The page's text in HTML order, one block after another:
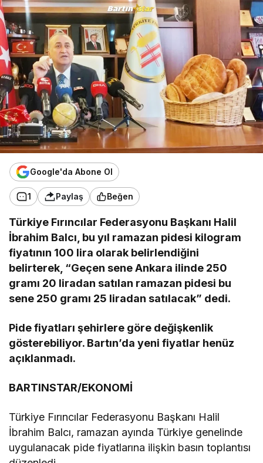
Google'da Abone Ol
1 Paylaş Beğen
Türkiye Fırıncılar Federasyonu Başkanı Halil
İbrahim Balcı, bu yıl ramazan pidesi kilogram
fiyatının 100 lira olarak belirlendiğini
belirterek, “Geçen sene Ankara ilinde 250
gramı 20 liradan satılan ramazan pidesi bu
sene 250 gramı 25 liradan satılacak” dedi.
Pide fiyatları şehirlere göre değişkenlik
gösterebiliyor. Bartın’da yeni fiyatlar henüz
açıklanmadı.
BARTINSTAR/EKONOMİ
Türkiye Fırıncılar Federasyonu Başkanı Halil
İbrahim Balcı, ramazan ayında Türkiye genelinde
uygulanacak pide fiyatlarına ilişkin basın toplantısı